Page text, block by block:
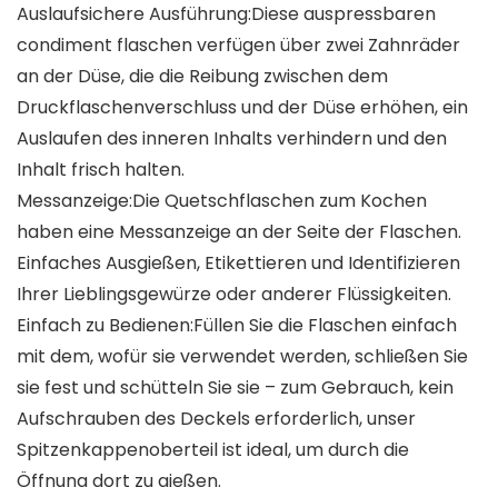
Auslaufsichere Ausführung:Diese auspressbaren
condiment flaschen verfügen über zwei Zahnräder
an der Düse, die die Reibung zwischen dem
Druckflaschenverschluss und der Düse erhöhen, ein
Auslaufen des inneren Inhalts verhindern und den
Inhalt frisch halten.
Messanzeige:Die Quetschflaschen zum Kochen
haben eine Messanzeige an der Seite der Flaschen.
Einfaches Ausgießen, Etikettieren und Identifizieren
Ihrer Lieblingsgewürze oder anderer Flüssigkeiten.
Einfach zu Bedienen:Füllen Sie die Flaschen einfach
mit dem, wofür sie verwendet werden, schließen Sie
sie fest und schütteln Sie sie – zum Gebrauch, kein
Aufschrauben des Deckels erforderlich, unser
Spitzenkappenoberteil ist ideal, um durch die
Öffnung dort zu gießen.